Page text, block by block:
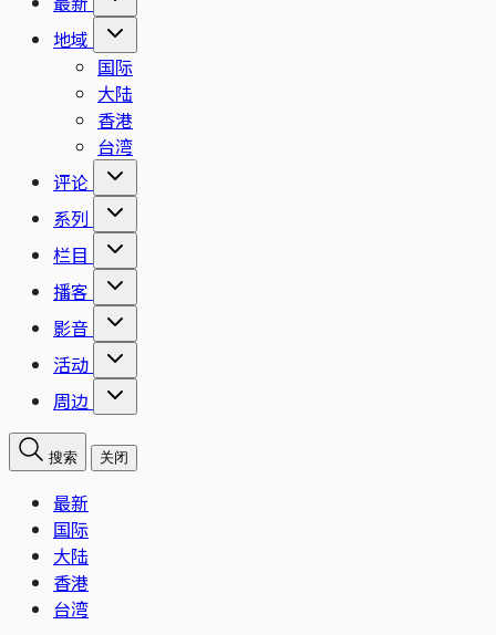
地域
国际
大陆
香港
台湾
评论
系列
栏目
播客
影音
活动
周边
搜索 关闭
最新
国际
大陆
香港
台湾